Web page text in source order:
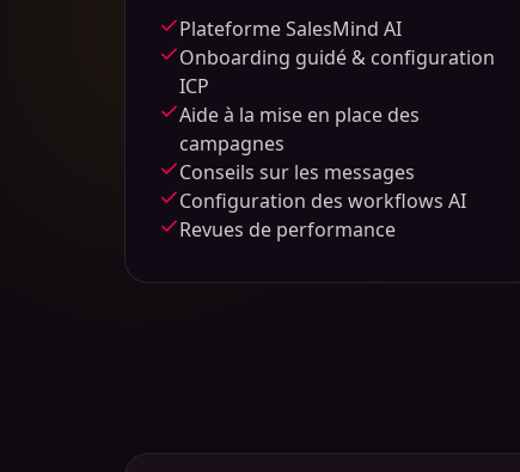
Plateforme SalesMind AI
Onboarding guidé & configuration
ICP
Aide à la mise en place des
campagnes
Conseils sur les messages
Configuration des workflows AI
Revues de performance